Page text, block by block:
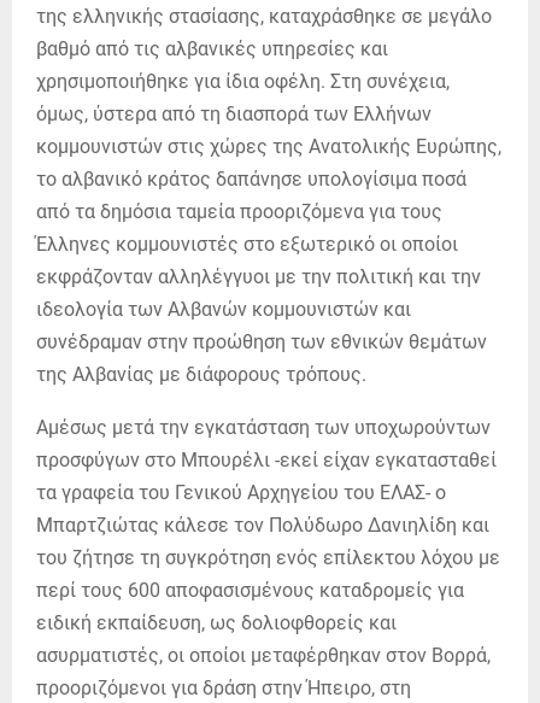
της ελληνικής στασίασης, καταχράσθηκε σε μεγάλο
βαθμό από τις αλβανικές υπηρεσίες και
χρησιμοποιήθηκε για ίδια οφέλη. Στη συνέχεια,
όμως, ύστερα από τη διασπορά των Ελλήνων
κομμουνιστών στις χώρες της Ανατολικής Ευρώπης,
το αλβανικό κράτος δαπάνησε υπολογίσιμα ποσά
από τα δημόσια ταμεία προοριζόμενα για τους
Έλληνες κομμουνιστές στο εξωτερικό οι οποίοι
εκφράζονταν αλληλέγγυοι με την πολιτική και την
ιδεολογία των Αλβανών κομμουνιστών και
συνέδραμαν στην προώθηση των εθνικών θεμάτων
της Αλβανίας με διάφορους τρόπους.
Αμέσως μετά την εγκατάσταση των υποχωρούντων
προσφύγων στο Μπουρέλι -εκεί είχαν εγκατασταθεί
τα γραφεία του Γενικού Αρχηγείου του ΕΛΑΣ- ο
Μπαρτζιώτας κάλεσε τον Πολύδωρο Δανιηλίδη και
του ζήτησε τη συγκρότηση ενός επίλεκτου λόχου με
περί τους 600 αποφασισμένους καταδρομείς για
ειδική εκπαίδευση, ως δολιοφθορείς και
ασυρματιστές, οι οποίοι μεταφέρθηκαν στον Βορρά,
προοριζόμενοι για δράση στην Ήπειρο, στη